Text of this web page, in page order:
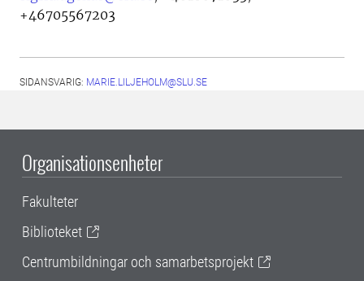
+46705567203
SIDANSVARIG: MARIE.LILJEHOLM@SLU.SE
Organisationsenheter
Fakulteter
Biblioteket
Centrumbildningar och samarbetsprojekt